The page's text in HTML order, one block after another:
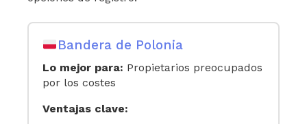
Bandera de Polonia
Lo mejor para: Propietarios preocupados
por los costes
Ventajas clave: